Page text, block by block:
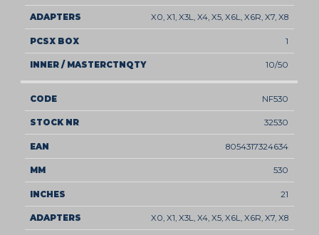
X0, X1, X3L, X4, X5, X6L, X6R, X7, X8
1
10/50
NF530
32530
8054317324634
530
21
X0, X1, X3L, X4, X5, X6L, X6R, X7, X8